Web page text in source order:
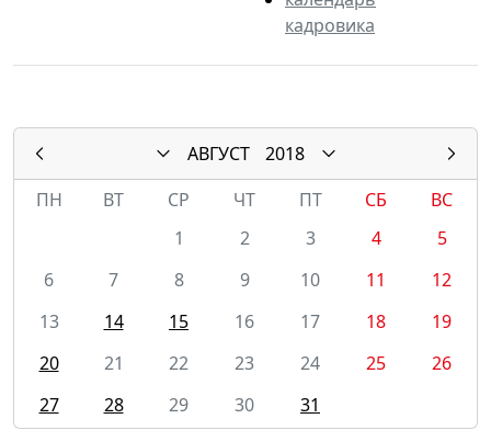
кадровика
АВГУСТ
2018
ПН
ВТ СР ЧТ ПТ СБ
ВС
1
2 3 4
5
6
7 8 9 10 11
12
13
14 15 16 17 18
19
20
21 22 23 24 25
26
27
28 29 30 31